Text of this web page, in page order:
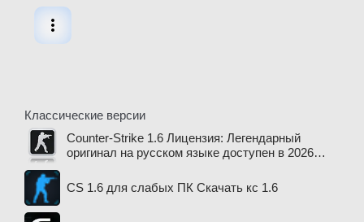
Классические версии
Counter-Strike 1.6 Лицензия: Легендарный
оригинал на русском языке доступен в 2026
CS 1.6 для слабых ПК Скачать кс 1.6